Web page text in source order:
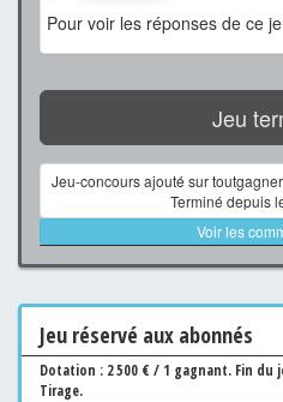
Pour voir les réponses de ce
Jeu
Jeu-concours ajouté sur
Terminé depuis
Voir les
Jeu réservé aux abonnés
Dotation : 2 500 € / 1 gagnant. Fin du
Tirage.